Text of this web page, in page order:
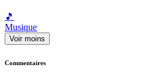
🎵
Musique
Voir moins
Commentaires